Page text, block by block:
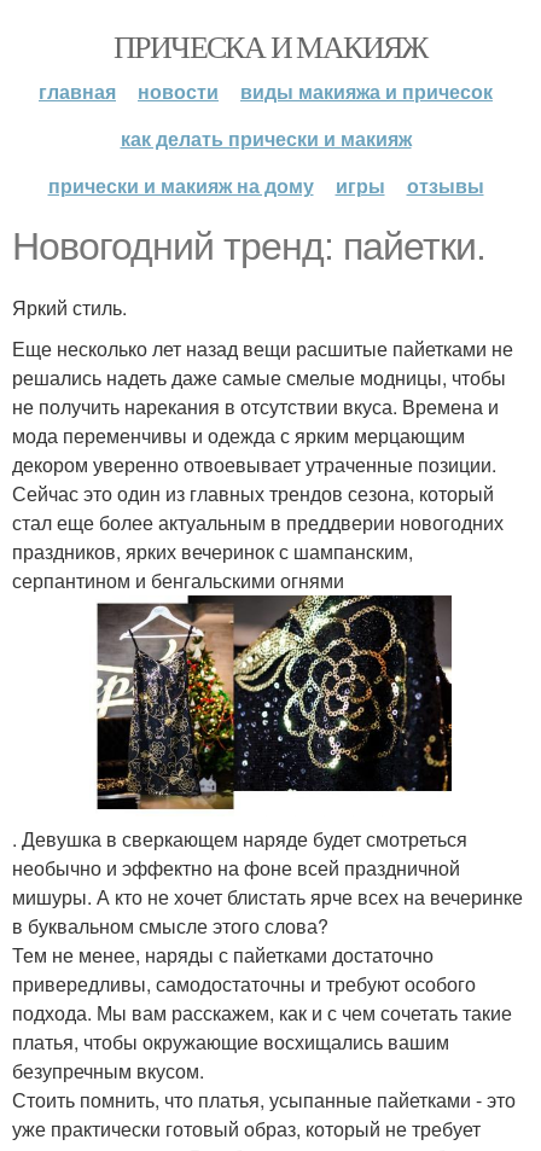
ПРИЧЕСКА И МАКИЯЖ
главная новости
виды макияжа и причесок
как делать прически и макияж
прически и макияж на дому
игры отзывы
Новогодний тренд: пайетки.
Яркий стиль.
Еще несколько лет назад вещи расшитые пайетками не
решались надеть даже самые смелые модницы, чтобы
не получить нарекания в отсутствии вкуса. Времена и
мода переменчивы и одежда с ярким мерцающим
декором уверенно отвоевывает утраченные позиции.
Сейчас это один из главных трендов сезона, который
стал еще более актуальным в преддверии новогодних
праздников, ярких вечеринок с шампанским,
серпантином и бенгальскими огнями
. Девушка в сверкающем наряде будет смотреться
необычно и эффектно на фоне всей праздничной
мишуры. А кто не хочет блистать ярче всех на вечеринке
в буквальном смысле этого слова?
Тем не менее, наряды с пайетками достаточно
привередливы, самодостаточны и требуют особого
подхода. Мы вам расскажем, как и с чем сочетать такие
платья, чтобы окружающие восхищались вашим
безупречным вкусом.
Стоить помнить, что платья, усыпанные пайетками - это
уже практически готовый образ, который не требует